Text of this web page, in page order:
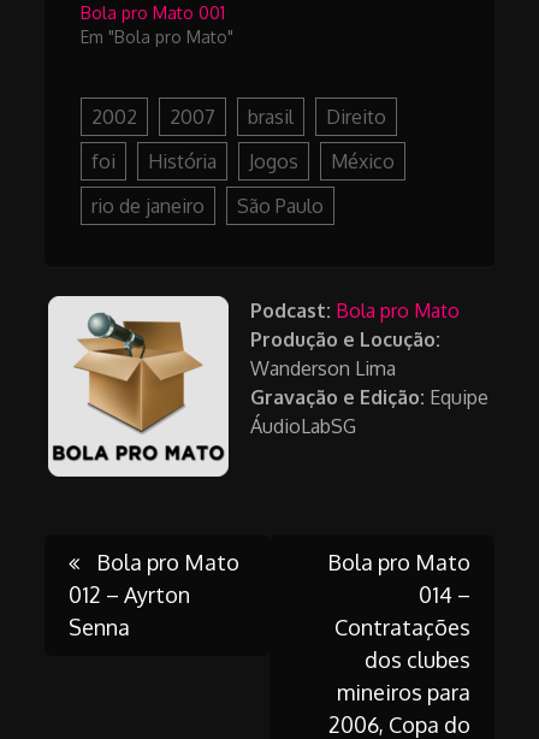
Bola pro Mato 001
Em "Bola pro Mato"
2002 2007 brasil
Direito
foi
História Jogos
México
rio de janeiro
São Paulo
Podcast: Bola pro Mato
Produção e Locução:
Wanderson Lima
Gravação e Edição: Equipe
ÁudioLabSG
Post
navigation
Bola pro Mato
012 – Ayrton
Senna
Bola pro Mato
014 –
Contratações
dos clubes
mineiros para
2006, Copa do